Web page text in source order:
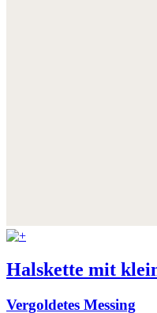
Halskette mit
Vergoldetes Messing